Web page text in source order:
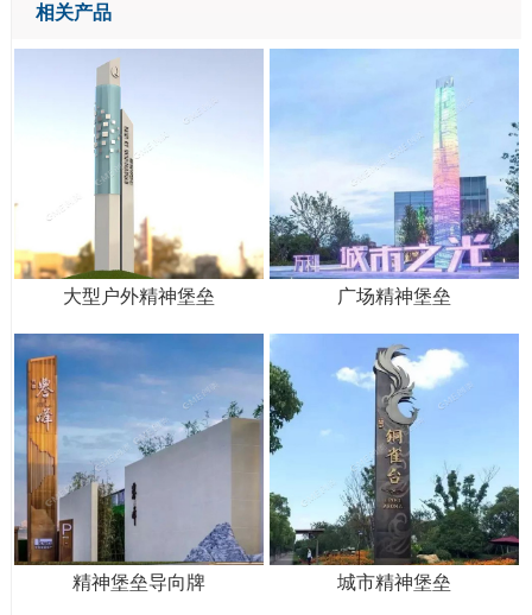
相关产品
大型户外精神堡垒 广场精神堡垒
精神堡垒导向牌 城市精神堡垒